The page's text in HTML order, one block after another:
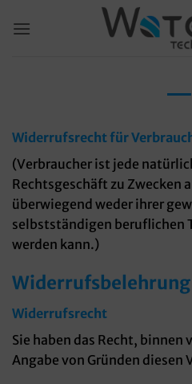
Inhalt
Widerrufsrecht für
(Verbraucher ist jede
Rechtsgeschäft zu Zwecken
überwiegend weder ihrer
selbstständigen beruflichen
werden kann.)
Widerrufsbelehrung
Widerrufsrecht
Sie haben das Recht, binnen
Angabe von Gründen diesen